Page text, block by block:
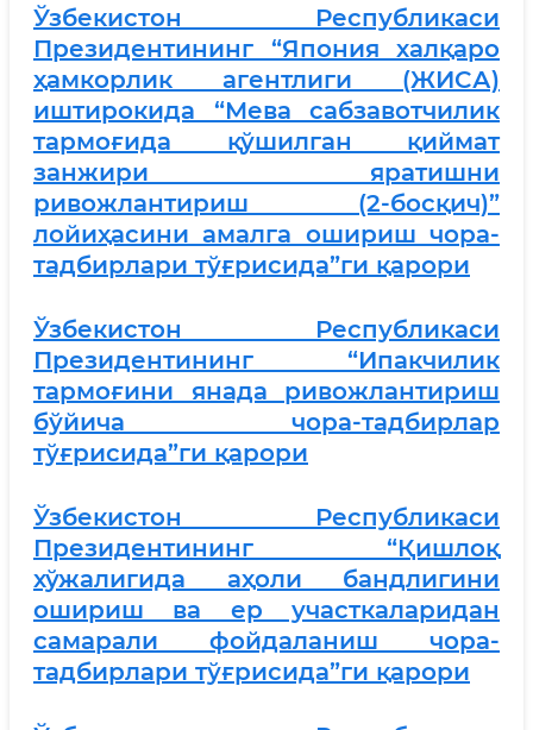
Ўзбекистон Республикаси
Президентининг “Япония халқаро
ҳамкорлик агентлиги (ЖИCА)
иштирокида “Мева сабзавотчилик
тармоғида қўшилган қиймат
занжири яратишни
ривожлантириш (2-босқич)”
лойиҳасини амалга ошириш чора-
тадбирлари тўғрисида”ги қарори
Ўзбекистон Республикаси
Президентининг “Ипакчилик
тармоғини янада ривожлантириш
бўйича чора-тадбирлар
тўғрисида”ги қарори
Ўзбекистон Республикаси
Президентининг “Қишлоқ
хўжалигида аҳоли бандлигини
ошириш ва ер участкаларидан
самарали фойдаланиш чора-
тадбирлари тўғрисида”ги қарори